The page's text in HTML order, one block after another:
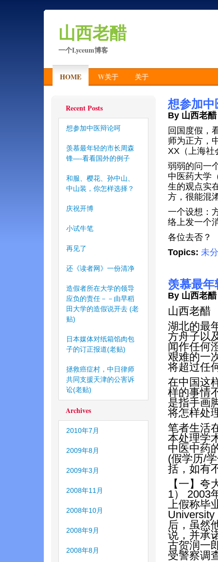
山西老醋
一个Lyceum博客
HOME W关于 关于
Recent Posts
想参加中医辩论呵
羡慕最年轻的市长周森
锋—-看看国外的例子
和服、樱花、孙中山、
中山装，你怎样选择？
庆祝开博
小试牛笔
再见了
还《读者网》一份清净
造假者所在大学的领导
应负的责任－－由早稻
田大学的造假说开去 (老
贴)
日本媒体对纸箱馅肉包
子的订正报道(老贴)
拯救癌症村，中日律师
共同支援天津的公害诉
讼(老贴)
Archives
2010年7月
2009年8月
2009年3月
2008年11月
2008年10月
2008年9月
2008年8月
想参加中
By 山西老醋
回国度假，
师为正方，
XX（上海社
弱弱的问一
中医药大学
生的观点实
方，很能混
一个设想：
络上发一个
各位去否？
Topics: 未
羡慕最
By 山西老醋
山西老醋
湖北的最
方舟子以
闻作任何
艰难的一
将超过任
在中国这
样的事情
是指手画
将怎样处
笔者生活
本处理学
中医中药
(假学历/
括，如有
【一】夸
1） 2003
上假称毕
后，虽然
说，并承
古贺润一
受警察调